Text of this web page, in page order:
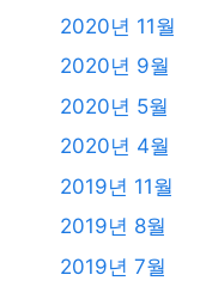
2020년 11월
2020년 9월
2020년 5월
2020년 4월
2019년 11월
2019년 8월
2019년 7월